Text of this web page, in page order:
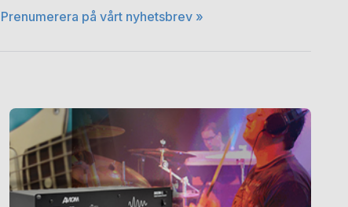
Prenumerera på vårt nyhetsbrev »